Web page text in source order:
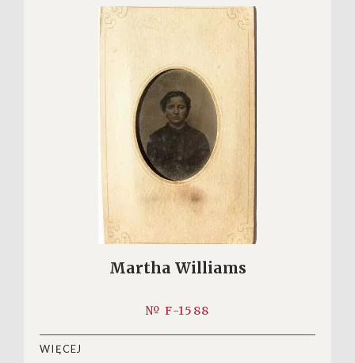
Martha Williams
№ F-1588
WIĘCEJ